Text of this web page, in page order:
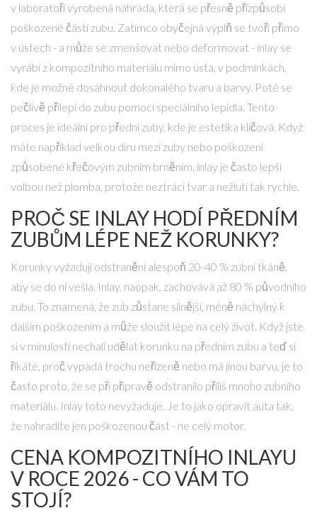
v laboratoři vyrobená náhrada, která se přesně přizpůsobí
poškozené části zubu. Zatímco obyčejná výplň se tvoří přímo
v ústech - a může se zmenšovat nebo deformovat - inlay se
vyrábí z kompozitního materiálu mimo ústa, v podmínkách,
kde je možné dosáhnout dokonalého tvaru a barvy. Poté se
pečlivě přilepí do zubu pomocí speciálního lepidla. Tento
proces je ideální pro přední zuby, kde je estetika klíčová. Když
máte například velkou díru mezi zuby nebo poškození
způsobené křečovým zubním brněním, inlay je často lepší
volbou než plomba, protože neztrácí tvar a nežlutí tak rychle.
PROČ SE INLAY HODÍ PŘEDNÍM
ZUBŮM LÉPE NEŽ KORUNKY?
Korunky vyžadují odstranění alespoň 20-40 % zubní tkáně,
aby se do ní vešla. Inlay, naopak, zachovává až 80 % původního
zubu. To znamená, že zub zůstane silnější, méně náchylný k
dalším poškozením a může sloužit lépe na celý život. Když jste
si v minulosti nechali udělat korunku na předním zubu a teď si
říkáte, proč vypadá trochu neřízeně nebo má jinou barvu, je to
často proto, že se při přípravě odstranilo příliš mnoho zubního
materiálu. Inlay toto nevyžaduje. Je to jako opravit auta tak,
že nahradíte jen poškozenou část - ne celý motor.
CENA KOMPOZITNÍHO INLAYU
V ROCE 2026 - CO VÁM TO
STOJÍ?